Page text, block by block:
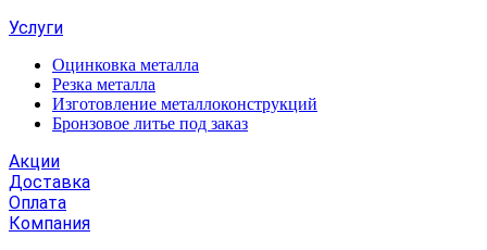
Услуги
Оцинковка металла
Резка металла
Изготовление металлоконструкций
Бронзовое литье под заказ
Акции
Доставка
Оплата
Компания